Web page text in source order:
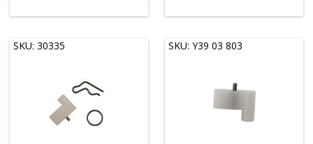
SKU: 30335 SKU: Y39 03 803